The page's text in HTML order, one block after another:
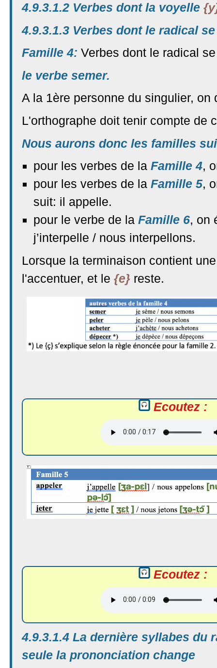
4.9.3.1.2 Verbes dont la voyelle
4.9.3.1.3 Verbes dont le radical
Famille 4: Verbes dont le radical
le verbe semer.
A la 1ère personne du singulier,
L'orthographe doit tenir compte de
Nous aurons donc les familles
pour les verbes de la Famille 4,
pour les verbes de la Famille 5,
suit: il appelle.
pour le verbe de la Famille 6, on
j’interpelle / nous interpellons.
Lorsque la terminaison contient
l'accentuer, et le {e} reste.
Ecoutez :
Ecoutez :
4.9.3.1.4 La dernière syllabes
seule la prononciation change